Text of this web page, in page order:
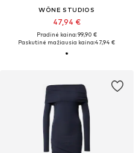
WÔNE STUDIOS
47,94 €
Pradinė kaina: 99,90 €
Paskutinė mažiausia kaina:47,94 €